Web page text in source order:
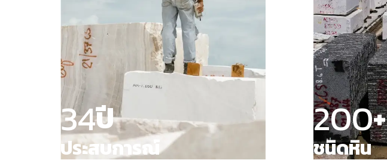
34ปี
ประสบการณ์
200+
ชนิดหิน